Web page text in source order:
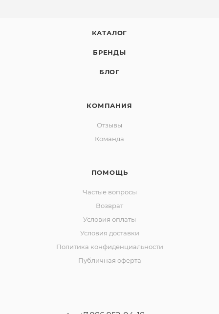
КАТАЛОГ
БРЕНДЫ
БЛОГ
КОМПАНИЯ
Отзывы
Команда
ПОМОЩЬ
Частые вопросы
Возврат
Условия оплаты
Условия доставки
Политика конфиденциальности
Публичная оферта